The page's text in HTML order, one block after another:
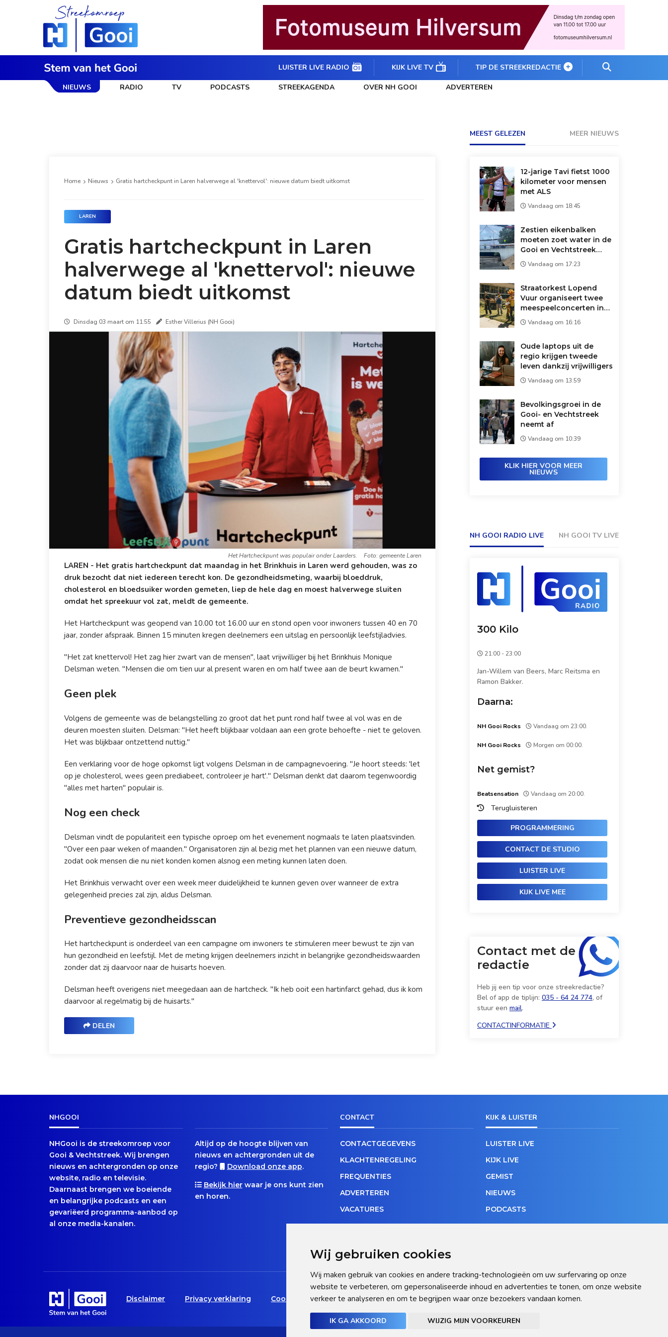
Wij gebruiken cookies
Wij maken gebruik van cookies en andere tracking-technologieën om uw surfervaring op onze
website te verbeteren, om gepersonaliseerde inhoud en advertenties te tonen, om onze website
verkeer te analyseren en om te begrijpen waar onze bezoekers vandaan komen.
IK GA AKKOORD WIJZIG MIJN VOORKEUREN
LUISTER LIVE RADIO KIJK LIVE TV TIP DE STREEKREDACTIE
NIEUWS RADIO TV PODCASTS STREEKAGENDA OVER NH GOOI ADVERTEREN
Home Nieuws Gratis hartcheckpunt in Laren halverwege al 'knettervol': nieuwe datum biedt uitkomst
LAREN
Gratis hartcheckpunt in Laren
halverwege al 'knettervol': nieuwe
datum biedt uitkomst
Dinsdag 03 maart om 11:55 Esther Villerius (NH Gooi)
Het Hartcheckpunt was populair onder Laarders. Foto: gemeente Laren
LAREN - Het gratis hartcheckpunt dat maandag in het Brinkhuis in Laren werd gehouden, was zo
druk bezocht dat niet iedereen terecht kon. De gezondheidsmeting, waarbij bloeddruk,
cholesterol en bloedsuiker worden gemeten, liep de hele dag en moest halverwege sluiten
omdat het spreekuur vol zat, meldt de gemeente.
Het Hartcheckpunt was geopend van 10.00 tot 16.00 uur en stond open voor inwoners tussen 40 en 70
jaar, zonder afspraak. Binnen 15 minuten kregen deelnemers een uitslag en persoonlijk leefstijladvies.
"Het zat knettervol! Het zag hier zwart van de mensen", laat vrijwilliger bij het Brinkhuis Monique
Delsman weten. "Mensen die om tien uur al present waren en om half twee aan de beurt kwamen."
Geen plek
Volgens de gemeente was de belangstelling zo groot dat het punt rond half twee al vol was en de
deuren moesten sluiten. Delsman: "Het heeft blijkbaar voldaan aan een grote behoefte - niet te geloven.
Het was blijkbaar ontzettend nuttig."
Een verklaring voor de hoge opkomst ligt volgens Delsman in de campagnevoering. "Je hoort steeds: 'let
op je cholesterol, wees geen prediabeet, controleer je hart'." Delsman denkt dat daarom tegenwoordig
"alles met harten" populair is.
Nog een check
Delsman vindt de populariteit een typische oproep om het evenement nogmaals te laten plaatsvinden.
"Over een paar weken of maanden." Organisatoren zijn al bezig met het plannen van een nieuwe datum,
zodat ook mensen die nu niet konden komen alsnog een meting kunnen laten doen.
Het Brinkhuis verwacht over een week meer duidelijkheid te kunnen geven over wanneer de extra
gelegenheid precies zal zijn, aldus Delsman.
Preventieve gezondheidsscan
Het hartcheckpunt is onderdeel van een campagne om inwoners te stimuleren meer bewust te zijn van
hun gezondheid en leefstijl. Met de meting krijgen deelnemers inzicht in belangrijke gezondheidswaarden
zonder dat zij daarvoor naar de huisarts hoeven.
Delsman heeft overigens niet meegedaan aan de hartcheck. "Ik heb ooit een hartinfarct gehad, dus ik kom
daarvoor al regelmatig bij de huisarts."
DELEN
MEEST GELEZEN MEER NIEUWS
12-jarige Tavi fietst 1000
kilometer voor mensen
met ALS
Vandaag om 18:45
Zestien eikenbalken
moeten zoet water in de
Gooi en Vechtstreek
redden: 'Droger dan
1947'
Vandaag om 17:23
Straatorkest Lopend
Vuur organiseert twee
meespeelconcerten in
Wijdemeren
Vandaag om 16:16
Oude laptops uit de
regio krijgen tweede
leven dankzij vrijwilligers
Vandaag om 13:59
Bevolkingsgroei in de
Gooi- en Vechtstreek
neemt af
Vandaag om 10:39
KLIK HIER VOOR MEER
NIEUWS
NH GOOI RADIO LIVE NH GOOI TV LIVE
300 Kilo
21:00 - 23:00
Jan-Willem van Beers, Marc Reitsma en
Ramon Bakker.
Daarna:
NH Gooi Rocks Vandaag om 23:00.
NH Gooi Rocks Morgen om 00:00.
Net gemist?
Beatsensation Vandaag om 20:00.
Terugluisteren
PROGRAMMERING
CONTACT DE STUDIO
LUISTER LIVE
KIJK LIVE MEE
Contact met de
redactie
Heb jij een tip voor onze streekredactie?
Bel of app de tiplijn: 035 - 64 24 774, of
stuur een mail.
CONTACTINFORMATIE
NHGOOI
NHGooi is de streekomroep voor
Gooi & Vechtstreek. Wij brengen
nieuws en achtergronden op onze
website, radio en televisie.
Daarnaast brengen we boeiende
en belangrijke podcasts en een
gevariëerd programma-aanbod op
al onze media-kanalen.
Altijd op de hoogte blijven van
nieuws en achtergronden uit de
regio?
Download onze app.
Bekijk hierwaar je ons kunt zien
en horen.
CONTACT
CONTACTGEGEVENS
KLACHTENREGELING
FREQUENTIES
ADVERTEREN
VACATURES
KIJK & LUISTER
LUISTER LIVE
KIJK LIVE
GEMIST
NIEUWS
PODCASTS
Disclaimer Privacy verklaring Cookie statement Pas hier uw cookie-instellingen aan